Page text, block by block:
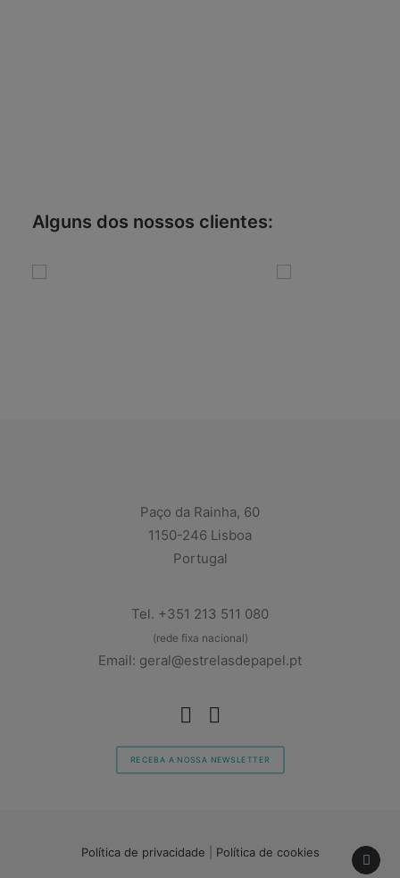
Alguns dos nossos clientes:
Paço da Rainha, 60
1150-246 Lisboa
Portugal
Tel. +351 213 511 080
(rede fixa nacional)
Email: geral@estrelasdepapel.pt
RECEBA A NOSSA NEWSLETTER
Política de privacidade Política de cookies